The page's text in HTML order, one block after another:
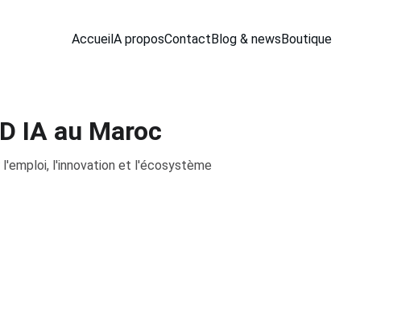
AccueilA proposContactBlog & newsBoutique
IA au Maroc
l'emploi, l'innovation et l'écosystème